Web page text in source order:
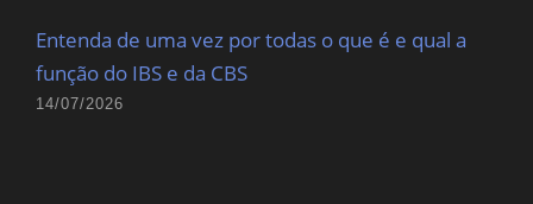
Entenda de uma vez por todas o que é e qual a
função do IBS e da CBS
14/07/2026